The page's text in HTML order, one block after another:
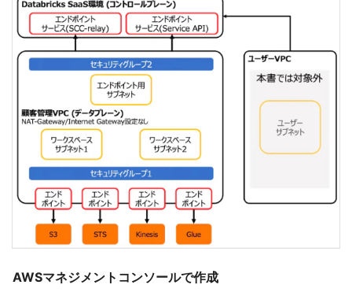
AWSマネジメントコンソールで作成